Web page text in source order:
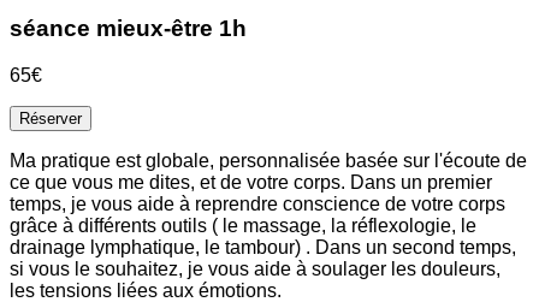
séance mieux-être 1h
65€
Réserver
Ma pratique est globale, personnalisée basée sur l'écoute de
ce que vous me dites, et de votre corps. Dans un premier
temps, je vous aide à reprendre conscience de votre corps
grâce à différents outils ( le massage, la réflexologie, le
drainage lymphatique, le tambour) . Dans un second temps,
si vous le souhaitez, je vous aide à soulager les douleurs,
les tensions liées aux émotions.